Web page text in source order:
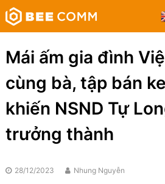
Skip
to
content
Bee
Comm
Truyền
thông
phương
tiện
Mái ấm gia đình
cùng bà, tập bán
khiến NSND Tự
trưởng thành
28/12/2023 Nhung Nguyễn